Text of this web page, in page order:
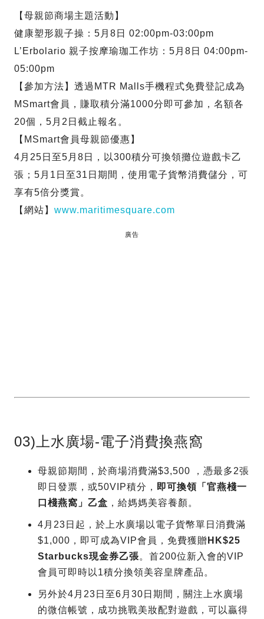
【母親節商場主題活動】
健康塑形親子操：5月8日 02:00pm-03:00pm
L’Erbolario 親子按摩瑜珈工作坊：5月8日 04:00pm-
05:00pm
【參加方法】透過MTR Malls手機程式免費登記成為
MSmart會員，賺取積分滿1000分即可參加，名額各
20個，5月2日截止報名。
【MSmart會員母親節優惠】
4月25日至5月8日，以300積分可換領攤位遊戲卡乙
張；5月1日至31日期間，使用電子貨幣消費儲分，可
享有5倍分獎賞。
【網站】 www.maritimesquare.com
廣告
03)上水廣場-電子消費換燕窩
母親節期間，於商場消費滿$3,500 ，憑最多2張
即日發票，或50VIP積分， 即可換領「官燕棧一
口棧燕窩」乙盒 ，給媽媽美容養顏。
4月23日起，於上水廣場以電子貨幣單日消費滿
$1,000，即可成為VIP會員，免費獲贈 HK$25
Starbucks現金券乙張。首200位新入會的VIP
會員可即時以1積分換領美容皇牌產品。
另外於4月23日至6月30日期間，關注上水廣場
的微信帳號，成功挑戰美妝配對遊戲，可以贏得